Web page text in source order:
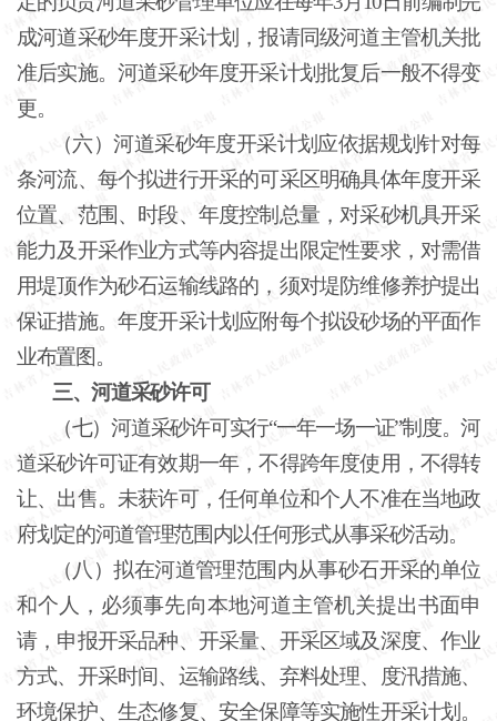
成河道采砂年度开采计划，报请同级河道主管机关批
准后实施。河道采砂年度开采计划批复后一般不得变
更。
（六）河道采砂年度开采计划应依据规划针对每
条河流、每个拟进行开采的可采区明确具体年度开采
位置、范围、时段、年度控制总量，对采砂机具开采
能力及开采作业方式等内容提出限定性要求，对需借
用堤顶作为砂石运输线路的，须对堤防维修养护提出
保证措施。年度开采计划应附每个拟设砂场的平面作
业布置图。
三、河道采砂许可
（七）河道采砂许可实行“一年一场一证”制度。河
道采砂许可证有效期一年，不得跨年度使用，不得转
让、出售。未获许可，任何单位和个人不准在当地政
府划定的河道管理范围内以任何形式从事采砂活动。
（八）拟在河道管理范围内从事砂石开采的单位
和个人，必须事先向本地河道主管机关提出书面申
请，申报开采品种、开采量、开采区域及深度、作业
方式、开采时间、运输路线、弃料处理、度汛措施、
环境保护、生态修复、安全保障等实施性开采计划。